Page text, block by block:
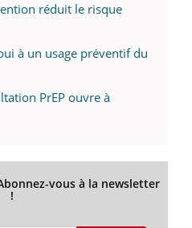
réduit le risque
à un usage préventif du
PrEP ouvre à
vous à la newsletter
!